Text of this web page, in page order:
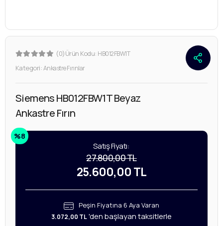
(0)Ürün Kodu: HB012FBW1T
Kategori:Ankastre Fırınlar
Siemens HB012FBW1T Beyaz
Ankastre Fırın
%8
Satış Fiyatı:
27.800,00 TL
25.600,00 TL
Peşin Fiyatına 6 Aya Varan
3.072,00 TL'den başlayan taksitlerle